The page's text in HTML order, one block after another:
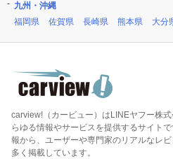
九州・沖縄
福岡県
佐賀県 長崎県 熊本県 大分
carview!（カービュー）はLINEヤフー株
らゆる情報やサービスを提供するサイト
報から、ユーザーや専門家のリアルなレ
多く掲載しています。